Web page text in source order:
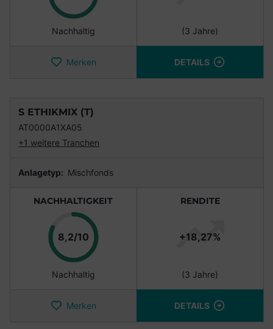
Nachhaltig (3 Jahre)
Merken DETAILS
S ETHIKMIX (T)
AT0000A1XA05
+1 weitere Tranchen
Anlagetyp: Mischfonds
NACHHALTIGKEIT
8,2/10Punkte
Nachhaltig
RENDITE
+18,27%
(3 Jahre)
Merken DETAILS